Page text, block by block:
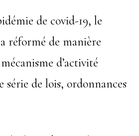
de covid-19, le
réformé de manière
d’activité
série de lois, ordonnances